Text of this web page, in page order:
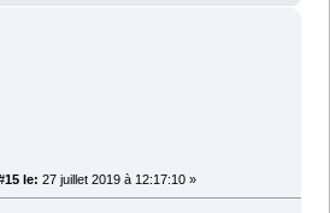
le: 27 juillet 2019 à 12:17:10 »